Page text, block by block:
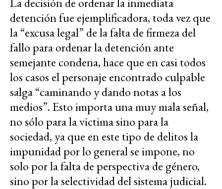
detención fue ejemplificadora, toda vez que
la “excusa legal” de la falta de firmeza del
fallo para ordenar la detención ante
semejante condena, hace que en casi todos
los casos el personaje encontrado culpable
salga “caminando y dando notas a los
medios”. Esto importa una muy mala señal,
no sólo para la victima sino para la
sociedad, ya que en este tipo de delitos la
impunidad por lo general se impone, no
solo por la falta de perspectiva de género,
sino por la selectividad del sistema judicial.